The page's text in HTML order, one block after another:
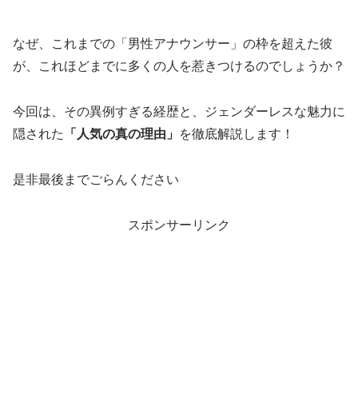
なぜ、これまでの「男性アナウンサー」の枠を超えた彼
が、これほどまでに多くの人を惹きつけるのでしょうか？
今回は、その異例すぎる経歴と、ジェンダーレスな魅力に
隠された
「人気の真の理由」 を徹底解説します！
是非最後までごらんください
スポンサーリンク